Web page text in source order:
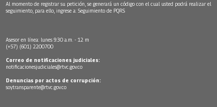
Al momento de registrar su petición, se generará un código con el cual usted podrá realizar el
seguimiento, para ello, ingrese a: Seguimiento de PQRS
Asesor en línea: lunes 9:30 a.m. - 12 m
(+57) (601) 2200700
Correo de notificaciones judiciales:
notificacionesjudiciales@rtvc.gov.co
Denuncias por actos de corrupción:
soytransparente@rtvc.gov.co